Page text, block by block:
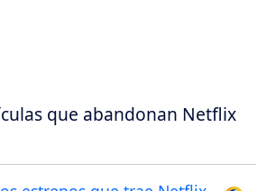
que abandonan Netflix